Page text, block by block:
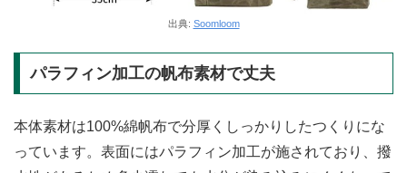
出典: Soomloom
パラフィン加工の帆布素材で丈夫
本体素材は100%綿帆布で分厚くしっかりしたつくりにな
っています。表面にはパラフィン加工が施されており、撥